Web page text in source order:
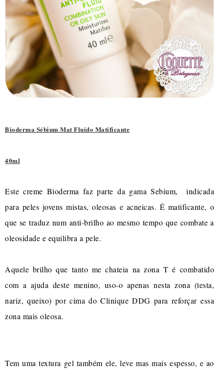
Bioderma Sébium Mat Fluido Matificante
40ml
Este creme Bioderma faz parte da gama Sebium, indicada
para peles jovens mistas, oleosas e acneicas. É matificante, o
que se traduz num anti-brilho ao mesmo tempo que combate a
oleosidade e equilibra a pele.
Aquele brilho que tanto me chateia na zona T é combatido
com a ajuda deste menino, uso-o apenas nesta zona (testa,
nariz, queixo) por cima do Clinique DDG para reforçar essa
zona mais oleosa.
Tem uma textura gel também ele, leve mas mais espesso, e ao